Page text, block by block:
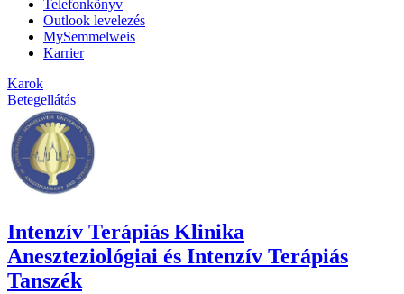
Telefonkönyv
Outlook levelezés
MySemmelweis
Karrier
Karok
Betegellátás
Intenzív Terápiás Klinika
Aneszteziológiai és Intenzív Terápiás
Tanszék